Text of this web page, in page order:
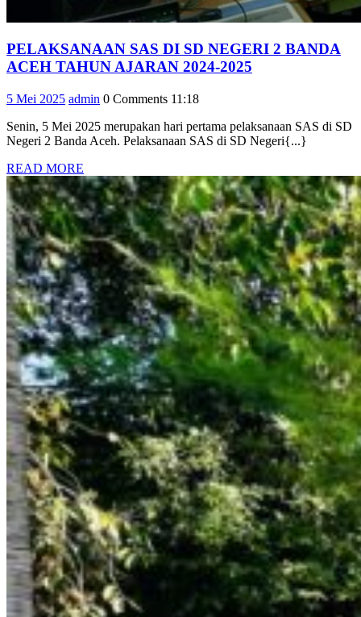
PELAKSANAAN SAS DI SD NEGERI 2 BANDA
ACEH TAHUN AJARAN 2024-2025
SD
NEGERI
BANDA
ACEH
TAHUN
AJARAN
2024-
2025
5 Mei 20255
2025
admin admin
0 Comments 11:18
Senin, 5 Mei 2025 merupakan hari pertama pelaksanaan SAS di SD
Negeri 2 Banda Aceh. Pelaksanaan SAS di SD Negeri{...}
READ MORE
MORE